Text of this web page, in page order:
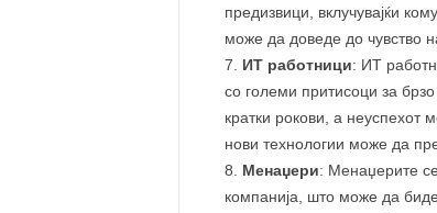
предизвици, вклучувајќи
може да доведе до чувство
ИТ работници: ИТ
со големи притисоци за
кратки рокови, а неуспехот
нови технологии може да
Менаџери: Менаџерите
компанија, што може да